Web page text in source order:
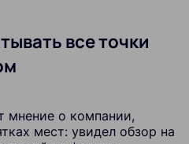
все точки
мнение о компании,
мест: увидел обзор на